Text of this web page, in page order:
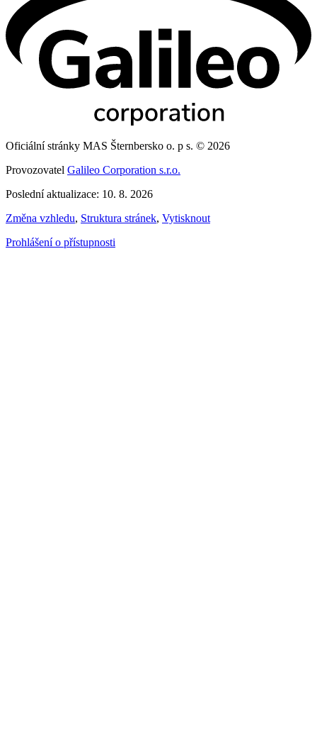
Oficiální stránky MAS Šternbersko o. p s. © 2026
Provozovatel Galileo Corporation s.r.o.
Poslední aktualizace: 10. 8. 2026
Změna vzhledu, Struktura stránek, Vytisknout
Prohlášení o přístupnosti